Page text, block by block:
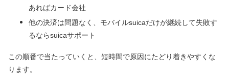
あればカード会社
他の決済は問題なく、モバイルsuicaだけが継続して失敗す
るならsuicaサポート
この順番で当たっていくと、短時間で原因にたどり着きやすくな
ります。